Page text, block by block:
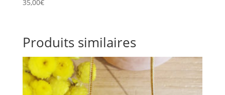
35,00€
Produits similaires